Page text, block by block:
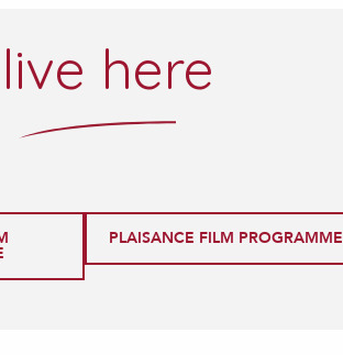
here
PLAISANCE FILM PROGRAMME